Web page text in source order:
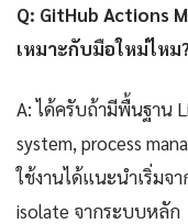
Q: GitHub Actions
เหมาะกับมือใหม่ไหม?
A: ได้ครับถ้ามีพื้นฐาน
system, process
ใช้งานได้แนะนำเริ่มจ
isolate จากระบบหลัก